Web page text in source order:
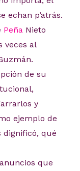
echan p’atrás.
PeñaNieto
veces al
de su
y
ejemplo de
dignificó, qué
que